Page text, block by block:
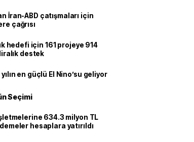
İran-ABD çatışmaları için
çağrısı
hedefi için 161 projeye 914
destek
en güçlü El Nino’su geliyor
Seçimi
634.3 milyon TL
hesaplara yatırıldı